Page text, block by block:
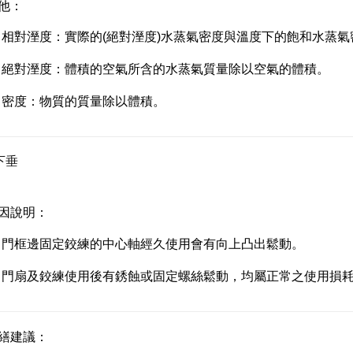
：
相對溼度：實際的(絕對溼度)水蒸氣密度與溫度下的飽和水蒸氣
絕對溼度：體積的空氣所含的水蒸氣質量除以空氣的體積。
密度：物質的質量除以體積。
垂
說明：
門框邊固定鉸練的中心軸經久使用會有向上凸出鬆動。
門扇及鉸練使用後有銹蝕或固定螺絲鬆動，均屬正常之使用損耗
建議：